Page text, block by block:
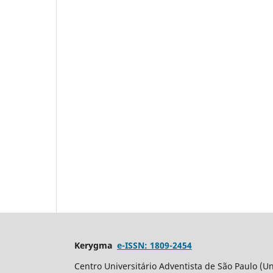
Kerygma e-ISSN: 1809-2454
Centro Universitário Adventista de São Paulo